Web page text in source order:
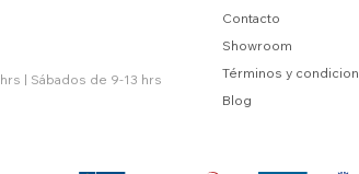
| Sábados de 9-13 hrs
Contacto
Showroom
Términos y
Blog